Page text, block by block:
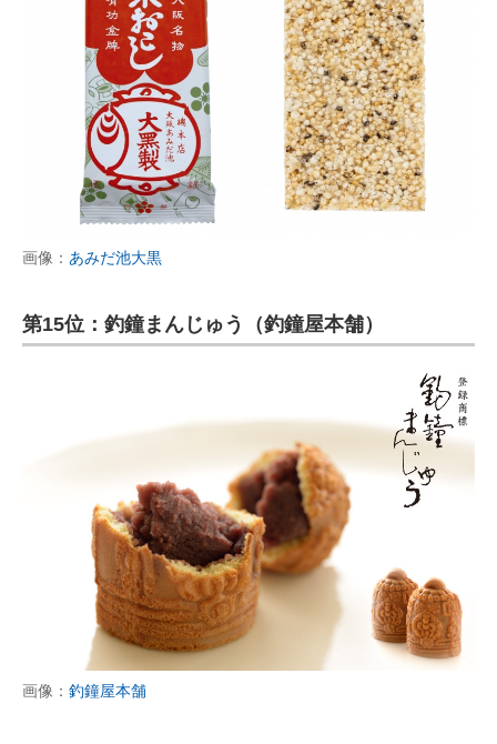
画像： あみだ池大黒
第15位：釣鐘まんじゅう（釣鐘屋本舗）
画像： 釣鐘屋本舗